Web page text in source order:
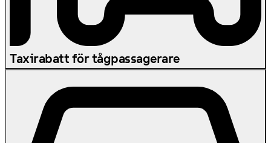
Taxirabatt för tågpassagerare